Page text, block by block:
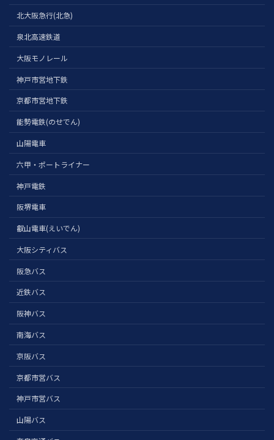
北大阪急行(北急)
泉北高速鉄道
大阪モノレール
神戸市営地下鉄
京都市営地下鉄
能勢電鉄(のせでん)
山陽電車
六甲・ポートライナー
神戸電鉄
阪堺電車
叡山電車(えいでん)
大阪シティバス
阪急バス
近鉄バス
阪神バス
南海バス
京阪バス
京都市営バス
神戸市営バス
山陽バス